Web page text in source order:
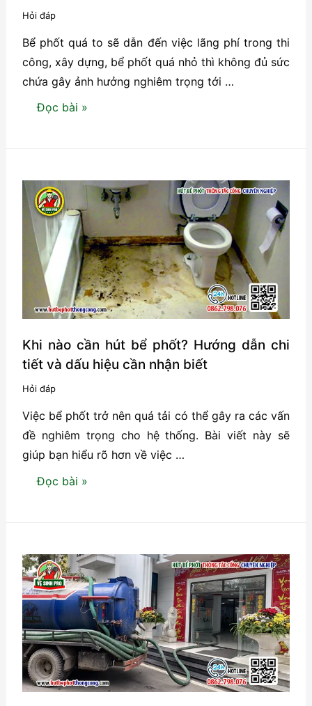
Hỏi đáp
Bể phốt quá to sẽ dẫn đến việc lãng phí trong thi
công, xây dựng, bể phốt quá nhỏ thì không đủ sức
chứa gây ảnh hưởng nghiêm trọng tới …
Thể
cho
gia
đình
5
người
là
bao
nhiêu?
Đọc bài »
Khi nào cần hút bể phốt? Hướng dẫn chi
tiết và dấu hiệu cần nhận biết
Hỏi đáp
Việc bể phốt trở nên quá tải có thể gây ra các vấn
đề nghiêm trọng cho hệ thống. Bài viết này sẽ
giúp bạn hiểu rõ hơn về việc …
Khi
bể
phốt?
Hướng
dẫn
chi
tiết
và
dấu
Đọc bài »